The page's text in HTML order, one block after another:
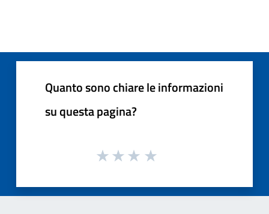
Quanto sono chiare le informazioni
su questa pagina?